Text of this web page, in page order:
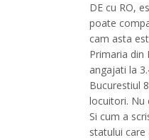
DE cu RO,
poate
cam asta
Primaria din
angajati la
Bucurestiul
locuitori. Nu
Si cum a
statului